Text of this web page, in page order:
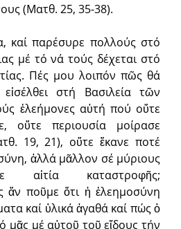
(Ματθ. 25, 35-38).
καί παρέσυρε πολλούς στό
μέ τό νά τούς δέχεται στό
Πές μου λοιπόν πῶς θά
στή Βασιλεία τῶν
ἐλεήμονες αὐτή πού οὔτε
οὔτε περιουσία μοίρασε
19, 21), οὔτε ἔκανε ποτέ
ἀλλά μᾶλλον σέ μύριους
αἰτία καταστροφῆς;
ἄν ποῦμε ὅτι ἡ ἐλεημοσύνη
καί ὑλικά ἀγαθά καί πώς ὁ
μᾶς μέ αὐτοῦ τοῦ εἴδους τήν